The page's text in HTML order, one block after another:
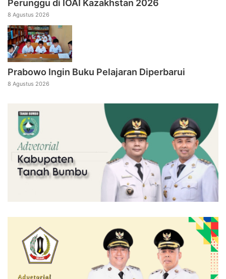
Perunggu di IOAI Kazakhstan 2026
8 Agustus 2026
Prabowo Ingin Buku Pelajaran Diperbarui
8 Agustus 2026